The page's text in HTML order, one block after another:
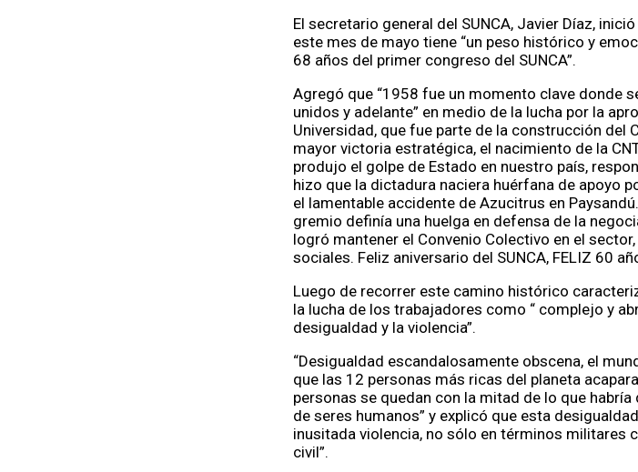
El secretario general del SUNCA, Javier Díaz,
este mes de mayo tiene “un peso histórico y
68 años del primer congreso del SUNCA”.
Agregó que “1958 fue un momento clave donde
unidos y adelante” en medio de la lucha por la
Universidad, que fue parte de la construcción del
mayor victoria estratégica, el nacimiento de la
produjo el golpe de Estado en nuestro país,
hizo que la dictadura naciera huérfana de apoyo
el lamentable accidente de Azucitrus en
gremio definía una huelga en defensa de la
logró mantener el Convenio Colectivo en el
sociales. Feliz aniversario del SUNCA, FELIZ 60
Luego de recorrer este camino histórico
la lucha de los trabajadores como “ complejo y
desigualdad y la violencia”.
“Desigualdad escandalosamente obscena, el
que las 12 personas más ricas del planeta
personas se quedan con la mitad de lo que
de seres humanos” y explicó que esta
inusitada violencia, no sólo en términos militares
civil”.